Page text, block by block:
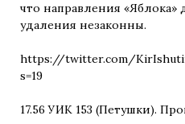
что направления «Яблока»
удаления незаконны.
https://twitter.com/
s=19
17.56 УИК 153 (Петушки).